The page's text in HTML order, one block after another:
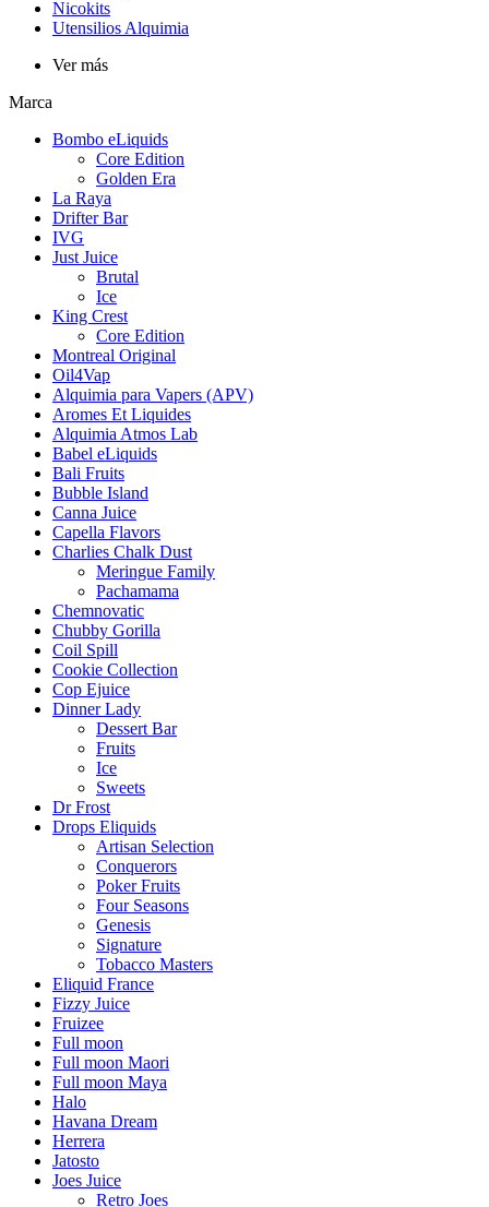
Nicokits
Utensilios Alquimia
Ver más
Marca
Bombo eLiquids
Core Edition
Golden Era
La Raya
Drifter Bar
IVG
Just Juice
Brutal
Ice
King Crest
Core Edition
Montreal Original
Oil4Vap
Alquimia para Vapers (APV)
Aromes Et Liquides
Alquimia Atmos Lab
Babel eLiquids
Bali Fruits
Bubble Island
Canna Juice
Capella Flavors
Charlies Chalk Dust
Meringue Family
Pachamama
Chemnovatic
Chubby Gorilla
Coil Spill
Cookie Collection
Cop Ejuice
Dinner Lady
Dessert Bar
Fruits
Ice
Sweets
Dr Frost
Drops Eliquids
Artisan Selection
Conquerors
Poker Fruits
Four Seasons
Genesis
Signature
Tobacco Masters
Eliquid France
Fizzy Juice
Fruizee
Full moon
Full moon Maori
Full moon Maya
Halo
Havana Dream
Herrera
Jatosto
Joes Juice
Retro Joes